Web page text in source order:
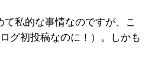
私的な事情なのですが、こ
グ初投稿なのに！）。しかも